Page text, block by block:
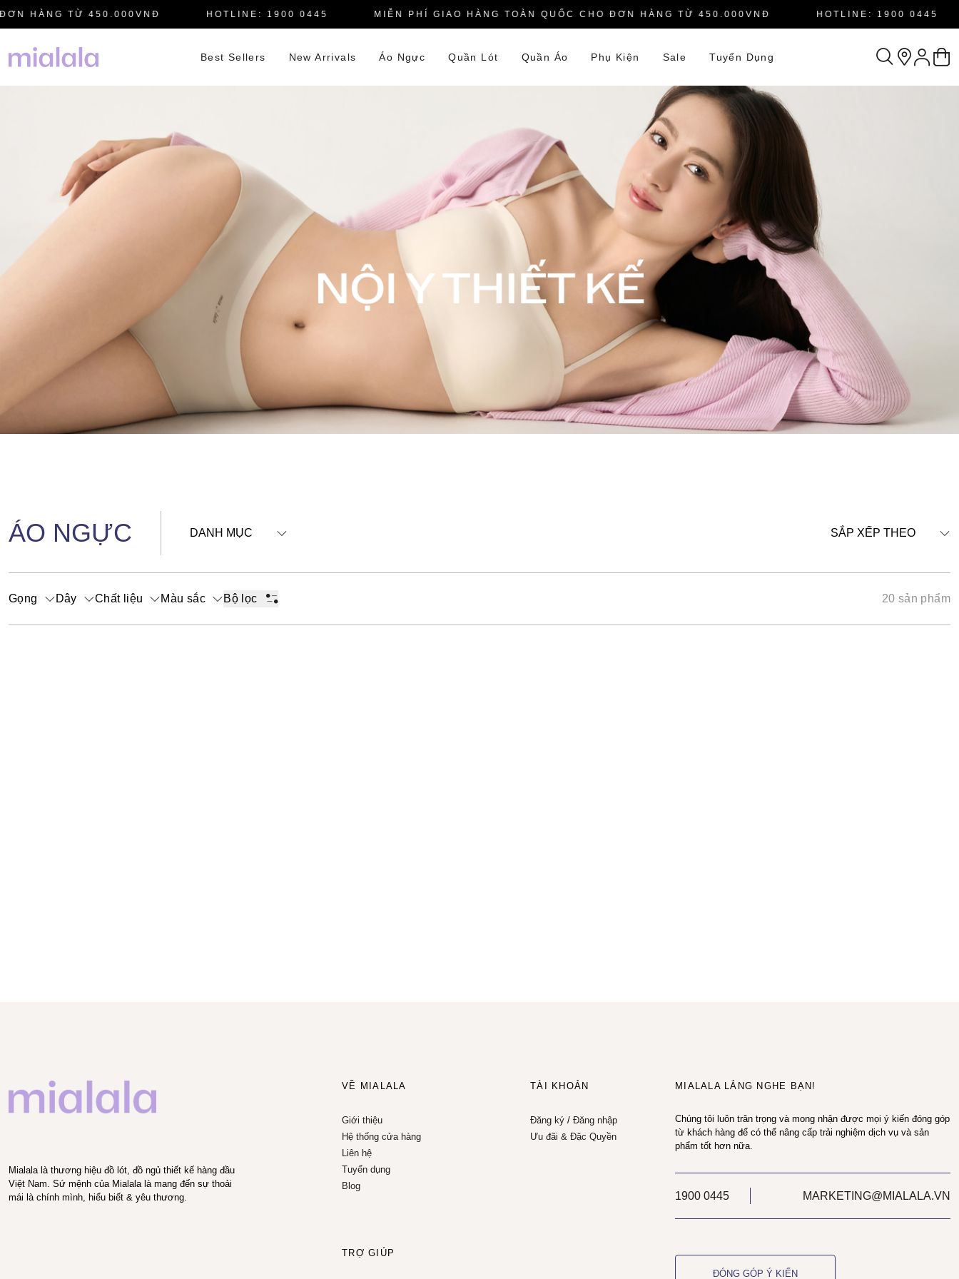
HÀNG TỪ 450.000VNĐ HOTLINE: 1900 0445 MIỄN PHÍ GIAO HÀNG TOÀN QUỐC CHO ĐƠN HÀNG TỪ 450.000VNĐ HOTLINE: 1900 0445
Best Sellers New Arrivals Áo Ngực Quần Lót Quần Áo Phụ Kiện Sale Tuyển Dụng
ÁO NGỰC DANH MỤC SẮP XẾP THEO
Gọng Dây Chất liệu Màu sắc Bộ lọc 20 sản phẩm
Mialala là thương hiệu đồ lót, đồ ngủ thiết kế hàng đầu
Việt Nam. Sứ mệnh của Mialala là mang đến sự thoải
mái là chính mình, hiểu biết & yêu thương.
VỀ MIALALA
Giới thiệu
Hệ thống cửa hàng
Liên hệ
Tuyển dụng
Blog
TÀI KHOẢN
Đăng ký/ Đăng nhập
Ưu đãi & Đặc Quyền
TRỢ GIÚP
MIALALA LẮNG NGHE BẠN!
Chúng tôi luôn trân trọng và mong nhận được mọi ý kiến đóng góp
từ khách hàng để có thể nâng cấp trải nghiệm dịch vụ và sản
phẩm tốt hơn nữa.
1900 0445 MARKETING@MIALALA.VN
ĐÓNG GÓP Ý KIẾN